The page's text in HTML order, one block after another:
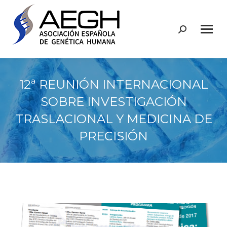
Buscar:
12ª REUNIÓN INTERNACIONAL
SOBRE INVESTIGACIÓN
TRASLACIONAL Y MEDICINA DE
PRECISIÓN